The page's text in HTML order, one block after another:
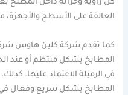
كل زاوية وخزانة داخل المطبخ
العالقة على الأسطح
كما تقدم شركة كلين هاوس
المطابخ بشكل منتظم أو عند
في الرميلة الاعتماد عليها.
المطابخ بشكل سريع وفعال في